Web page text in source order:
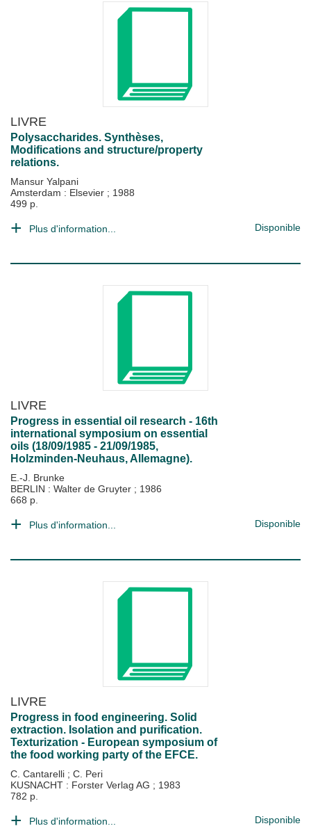
LIVRE
Polysaccharides. Synthèses,
Modifications and structure/property
relations.
Mansur Yalpani
Amsterdam : Elsevier ; 1988
499 p.
Plus d'information... Disponible
LIVRE
Progress in essential oil research - 16th
international symposium on essential
oils (18/09/1985 - 21/09/1985,
Holzminden-Neuhaus, Allemagne).
E.-J. Brunke
BERLIN : Walter de Gruyter ; 1986
668 p.
Plus d'information... Disponible
LIVRE
Progress in food engineering. Solid
extraction. Isolation and purification.
Texturization - European symposium of
the food working party of the EFCE.
C. Cantarelli ; C. Peri
KUSNACHT : Forster Verlag AG ; 1983
782 p.
Plus d'information... Disponible